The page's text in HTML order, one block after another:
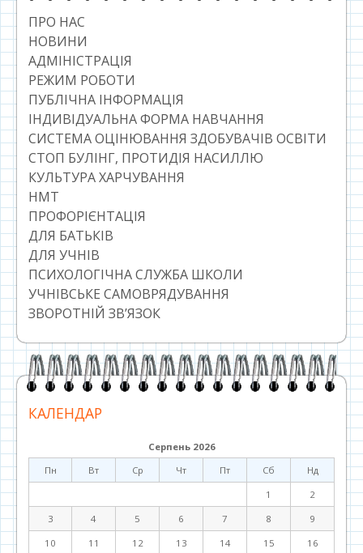
ПРО НАС
НОВИНИ
АДМІНІСТРАЦІЯ
РЕЖИМ РОБОТИ
ПУБЛІЧНА ІНФОРМАЦІЯ
ІНДИВІДУАЛЬНА ФОРМА НАВЧАННЯ
СИСТЕМА ОЦІНЮВАННЯ ЗДОБУВАЧІВ ОСВІТИ
СТОП БУЛІНГ, ПРОТИДІЯ НАСИЛЛЮ
КУЛЬТУРА ХАРЧУВАННЯ
НМТ
ПРОФОРІЄНТАЦІЯ
ДЛЯ БАТЬКІВ
ДЛЯ УЧНІВ
ПСИХОЛОГІЧНА СЛУЖБА ШКОЛИ
УЧНІВСЬКЕ САМОВРЯДУВАННЯ
ЗВОРОТНІЙ ЗВ’ЯЗОК
КАЛЕНДАР
Серпень 2026
Пн
Вт Ср Чт Пт Сб
Нд
1
2
3
4 5 6 7 8
9
10
11 12 13 14 15
16